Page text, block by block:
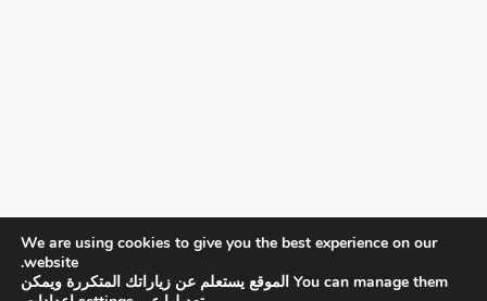
We are using cookies to give you the best experience on our
website.
You can manage them الموقع يستعلم عن زياراتك المتكررة ويمكن